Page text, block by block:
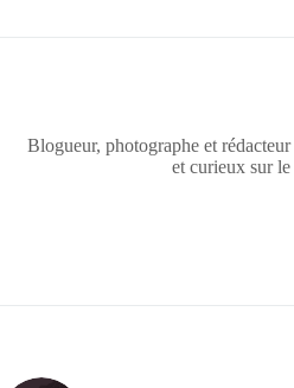
Blogueur, photographe et
et curieux sur